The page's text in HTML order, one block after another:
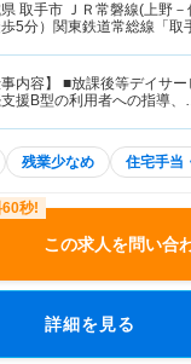
取手市 ＪＲ常磐線(上野－
歩5分）関東鉄道常総線「取
事内容】 ■放課後等デイサ
援B型の利用者への指導
残業少なめ 住宅手当
この求人を問い合
詳細を見る